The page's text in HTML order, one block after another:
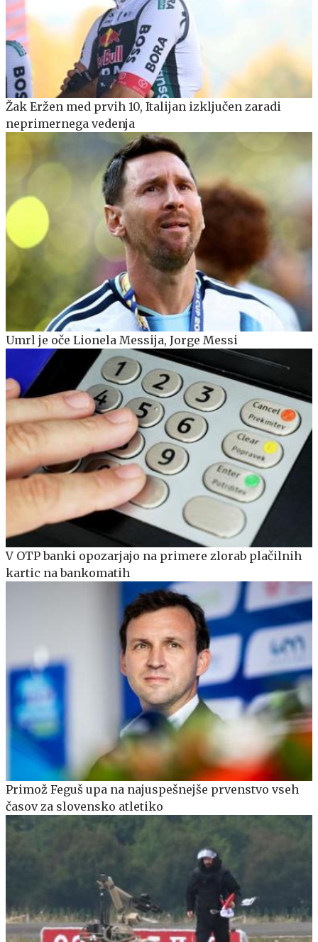
Žak Eržen med prvih 10, Italijan izključen zaradi
neprimernega vedenja
Umrl je oče Lionela Messija, Jorge Messi
V OTP banki opozarjajo na primere zlorab plačilnih
kartic na bankomatih
Primož Feguš upa na najuspešnejše prvenstvo vseh
časov za slovensko atletiko